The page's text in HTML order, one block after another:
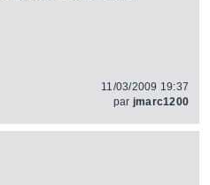
11/03/2009 19:37
par jmarc1200